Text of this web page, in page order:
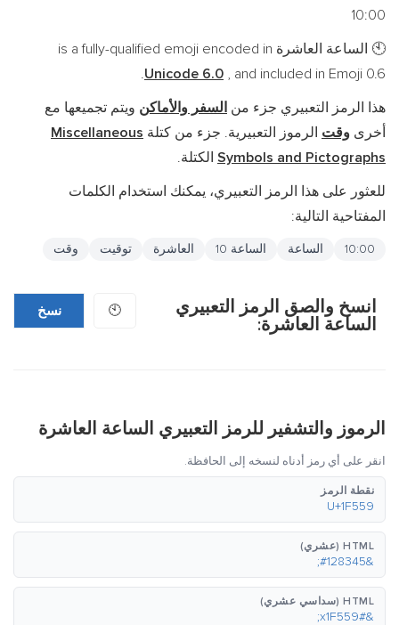
10:00
🕙 الساعة العاشرة is a fully-qualified emoji encoded in
Unicode 6.0 , and included in Emoji 0.6.
هذا الرمز التعبيري جزء من السفر والأماكن ويتم تجميعها مع
أخرى وقت الرموز التعبيرية. جزء من كتلة Miscellaneous
Symbols and Pictographs الكتلة.
للعثور على هذا الرمز التعبيري، يمكنك استخدام الكلمات
المفتاحية التالية:
10:00 الساعة الساعة 10 العاشرة توقيت وقت
انسخ والصق الرمز التعبيري
الساعة العاشرة:
🕙 نسخ
الرموز والتشفير للرمز التعبيري الساعة العاشرة
انقر على أي رمز أدناه لنسخه إلى الحافظة.
نقطة الرمز
U+1F559
HTML (عشري)
&#128345;
HTML (سداسي عشري)
&#x1F559;